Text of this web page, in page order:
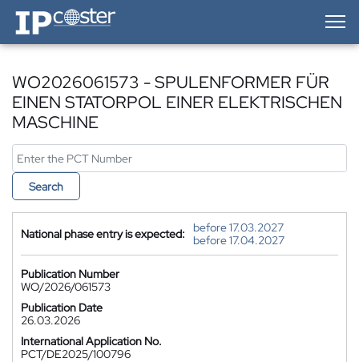
IP-Coster — Home
WO2026061573 - SPULENFORMER FÜR
EINEN STATORPOL EINER ELEKTRISCHEN
MASCHINE
Search
National phase entry is expected:
before 17.03.2027
before 17.04.2027
Publication Number
WO/2026/061573
Publication Date
26.03.2026
International Application No.
PCT/DE2025/100796